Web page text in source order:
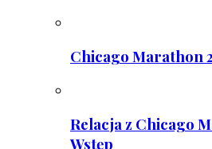
Chicago Marathon
Relacja z Chicago
Wstęp